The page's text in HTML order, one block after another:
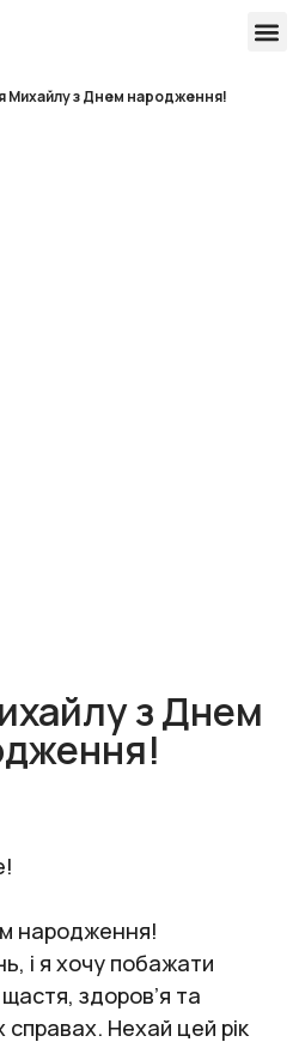
Михайлу з Днем народження!
з Днем
народження!
і я хочу побажати
здоров’я та
справах. Нехай цей рік